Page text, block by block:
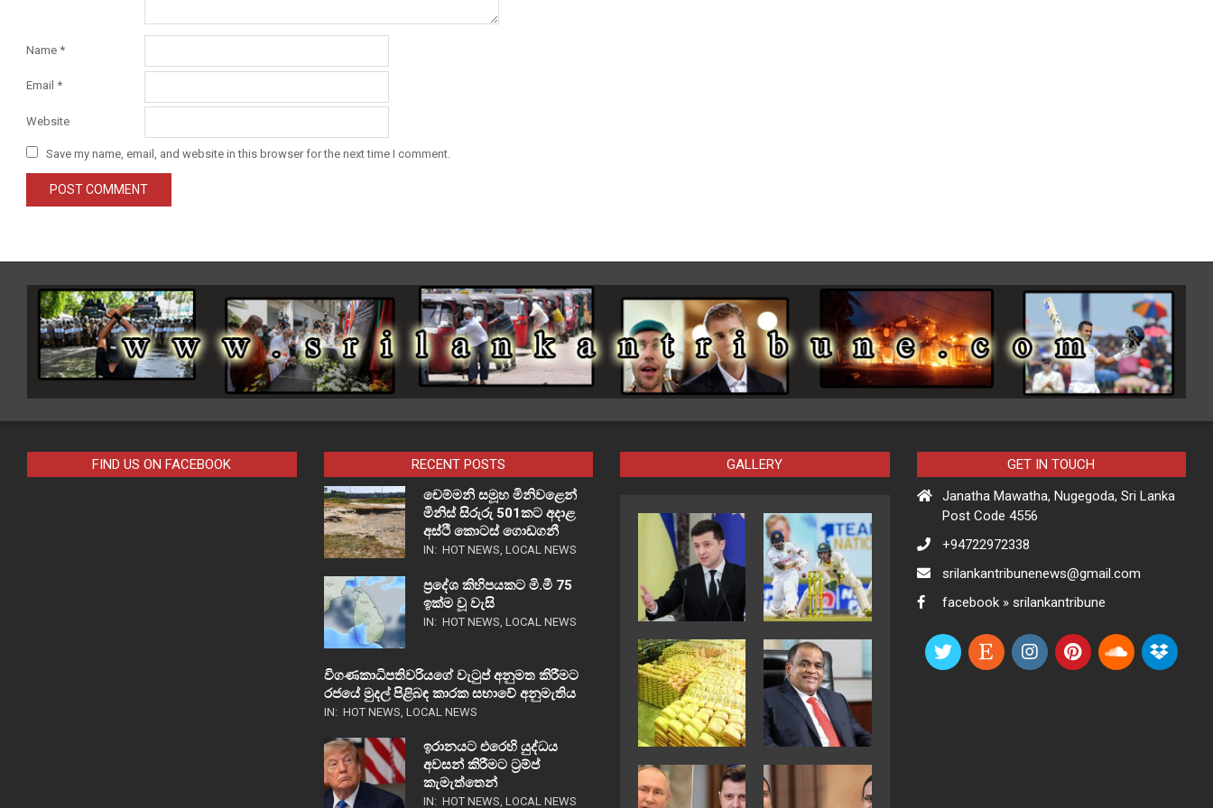
Name *
Email *
Website
Save my name, email, and website in this browser for the next time I comment.
FIND US ON FACEBOOK
RECENT POSTS
චෙම්මනි සමූහ මිනිවළෙන්
මිනිස් සිරුරු 501කට අදාළ
අස්ථි කොටස් ගොඩගනී
IN: HOT NEWS, LOCAL NEWS
ප්‍රදේශ කිහිපයකට මි.මී 75
ඉක්ම වූ වැසි
IN: HOT NEWS, LOCAL NEWS
විගණකාධිපතිවරියගේ වැටුප් අනුමත කිරීමට
රජයේ මුදල් පිළිබඳ කාරක සභාවේ අනුමැතිය
IN: HOT NEWS, LOCAL NEWS
ඉරානයට එරෙහි යුද්ධය
අවසන් කිරීමට ට්‍රම්ප්
කැමැත්තෙන්
IN: HOT NEWS, LOCAL NEWS
GALLERY
GET IN TOUCH
Janatha Mawatha, Nugegoda, Sri Lanka
Post Code 4556
+94722972338
srilankantribunenews@gmail.com
facebook » srilankantribune